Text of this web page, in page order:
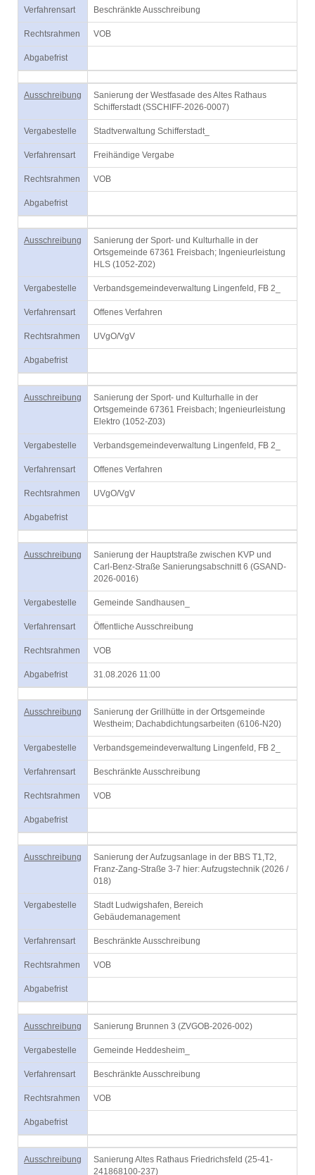
Verfahrensart Beschränkte Ausschreibung
Rechtsrahmen VOB
Abgabefrist
Ausschreibung
Sanierung der Westfasade des Altes Rathaus
Schifferstadt (SSCHIFF-2026-0007)
Vergabestelle Stadtverwaltung Schifferstadt_
Verfahrensart Freihändige Vergabe
Rechtsrahmen VOB
Abgabefrist
Ausschreibung
Sanierung der Sport- und Kulturhalle in der
Ortsgemeinde 67361 Freisbach; Ingenieurleistung
HLS (1052-Z02)
Vergabestelle Verbandsgemeindeverwaltung Lingenfeld, FB 2_
Verfahrensart Offenes Verfahren
Rechtsrahmen UVgO/VgV
Abgabefrist
Ausschreibung
Sanierung der Sport- und Kulturhalle in der
Ortsgemeinde 67361 Freisbach; Ingenieurleistung
Elektro (1052-Z03)
Vergabestelle Verbandsgemeindeverwaltung Lingenfeld, FB 2_
Verfahrensart Offenes Verfahren
Rechtsrahmen UVgO/VgV
Abgabefrist
Ausschreibung
Sanierung der Hauptstraße zwischen KVP und
Carl-Benz-Straße Sanierungsabschnitt 6 (GSAND-
2026-0016)
Vergabestelle Gemeinde Sandhausen_
Verfahrensart Öffentliche Ausschreibung
Rechtsrahmen VOB
Abgabefrist 31.08.2026 11:00
Ausschreibung
Sanierung der Grillhütte in der Ortsgemeinde
Westheim; Dachabdichtungsarbeiten (6106-N20)
Vergabestelle Verbandsgemeindeverwaltung Lingenfeld, FB 2_
Verfahrensart Beschränkte Ausschreibung
Rechtsrahmen VOB
Abgabefrist
Ausschreibung
Sanierung der Aufzugsanlage in der BBS T1,T2,
Franz-Zang-Straße 3-7 hier: Aufzugstechnik (2026 /
018)
Vergabestelle
Stadt Ludwigshafen, Bereich
Gebäudemanagement
Verfahrensart Beschränkte Ausschreibung
Rechtsrahmen VOB
Abgabefrist
Ausschreibung Sanierung Brunnen 3 (ZVGOB-2026-002)
Vergabestelle Gemeinde Heddesheim_
Verfahrensart Beschränkte Ausschreibung
Rechtsrahmen VOB
Abgabefrist
Ausschreibung
Sanierung Altes Rathaus Friedrichsfeld (25-41-
241868100-237)